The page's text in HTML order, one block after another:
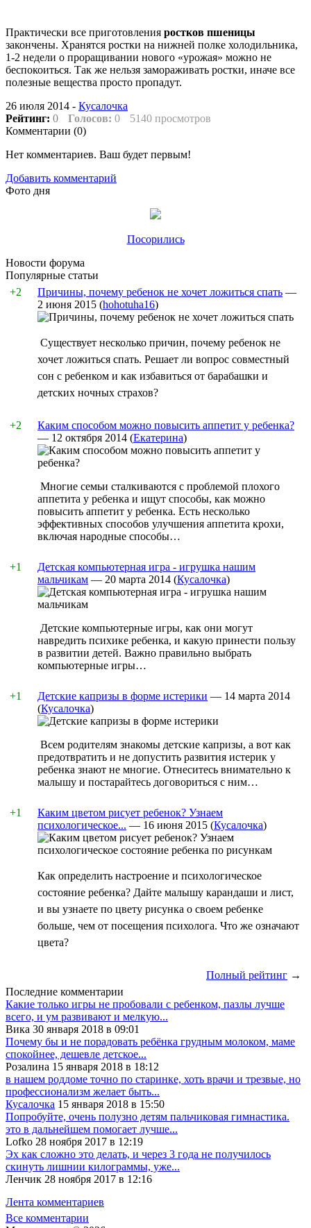
Практически все приготовления ростков пшеницы
закончены. Хранятся ростки на нижней полке холодильника,
1-2 недели о проращивании нового «урожая» можно не
беспокоиться. Так же нельзя замораживать ростки, иначе все
полезные вещества просто пропадут.
26 июля 2014 - Кусалочка
Рейтинг: 0 Голосов: 0
5140 просмотров
Комментарии (0)
Нет комментариев. Ваш будет первым!
Добавить комментарий
Фото дня
Посорились
Новости форума
Популярные статьи
+2
Причины, почему ребенок не хочет ложиться спать —
2 июня 2015 (hohotuha16)
Существует несколько причин, почему ребенок не
хочет ложиться спать. Решает ли вопрос совместный
сон с ребенком и как избавиться от барабашки и
детских ночных страхов?
+2
Каким способом можно повысить аппетит у ребенка?
— 12 октября 2014 (Екатерина)
Многие семьи сталкиваются с проблемой плохого
аппетита у ребенка и ищут способы, как можно
повысить аппетит у ребенка. Есть несколько
эффективных способов улучшения аппетита крохи,
включая народные способы…
+1
Детская компьютерная игра - игрушка нашим
мальчикам — 20 марта 2014 (Кусалочка)
Детские компьютерные игры, как они могут
навредить психике ребенка, и какую принести пользу
в развитии детей. Важно правильно выбрать
компьютерные игры…
+1 Детские капризы в форме истерики — 14 марта 2014
(Кусалочка)
Всем родителям знакомы детские капризы, а вот как
предотвратить и не допустить развития истерик у
ребенка знают не многие. Отнеситесь внимательно к
малышу и постарайтесь договориться с ним…
+1
Каким цветом рисует ребенок? Узнаем
психологическое... — 16 июня 2015 (Кусалочка)
Как определить настроение и психологическое
состояние ребенка? Дайте малышу карандаши и лист,
и вы узнаете по цвету рисунка о своем ребенке
больше, чем от посещения психолога. Что же означают
цвета?
Полный рейтинг →
Последние комментарии
Какие только игры не пробовали с ребенком, пазлы лучше
всего, и ум развивают и мелкую...
Вика 30 января 2018 в 09:01
Почему бы и не порадовать ребёнка грудным молоком, маме
спокойнее, дешевле детское...
Розалина 15 января 2018 в 18:12
в нашем роддоме точно по старинке, хоть врачи и трезвые, но
профессионализм желает быть...
Кусалочка 15 января 2018 в 15:50
Попробуйте, очень полузно детям пальчиковая гимнастика.
это в дальнейшем помогает лучше...
Lofko 28 ноября 2017 в 12:19
Эх как сложно это делать, и через 3 года не получилось
скинуть лишнии килограммы, уже...
Ленчик 28 ноября 2017 в 12:16
Лента комментариев
Все комментарии